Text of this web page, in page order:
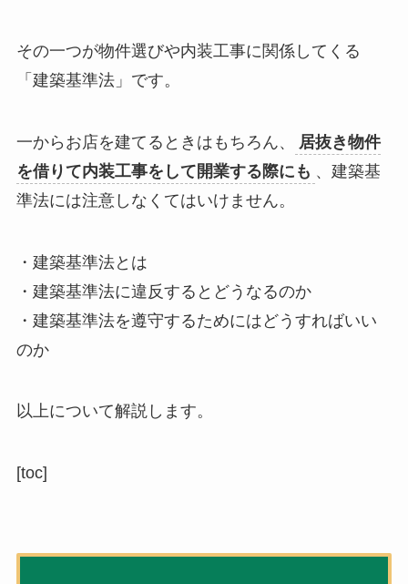
その一つが物件選びや内装工事に関係してくる
「建築基準法」です。
一からお店を建てるときはもちろん、
居抜き物件
を借りて内装工事をして開業する際にも 、 建築基
準法には注意しなくてはいけません。
・建築基準法とは
・建築基準法に違反するとどうなるのか
・建築基準法を遵守するためにはどうすればいい
のか
以上について解説します。
[toc]